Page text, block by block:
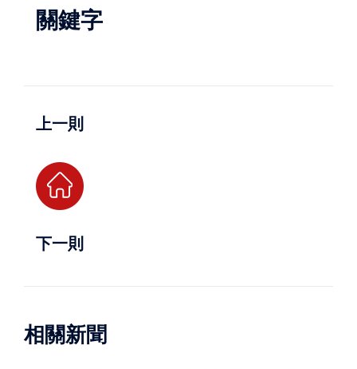
關鍵字
上一則
下一則
相關新聞